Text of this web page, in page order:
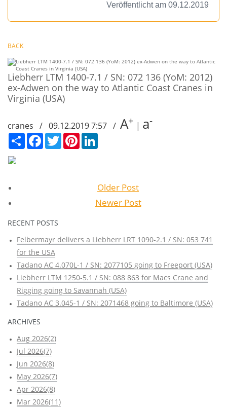
Veröffentlicht am 09.12.2019
BACK
Liebherr LTM 1400-7.1 / SN: 072 136 (YoM: 2012)
ex-Adwen on the way to Atlantic Coast Cranes in
Virginia (USA)
cranes / 09.12.2019 7:57 / A+ | a-
Сподели FacebookTwitter Pinterest
Older Post
Newer Post
RECENT POSTS
Felbermayr delivers a Liebherr LRT 1090-2.1 / SN: 053 741
for the USA
Tadano AC 4.070L-1 / SN: 2077105 going to Freeport (USA)
Liebherr LTM 1250-5.1 / SN: 088 863 for Macs Crane and
Rigging going to Savannah (USA)
Tadano AC 3.045-1 / SN: 2071468 going to Baltimore (USA)
ARCHIVES
Aug 2026(2)
Jul 2026(7)
Jun 2026(8)
May 2026(7)
Apr 2026(8)
Mar 2026(11)